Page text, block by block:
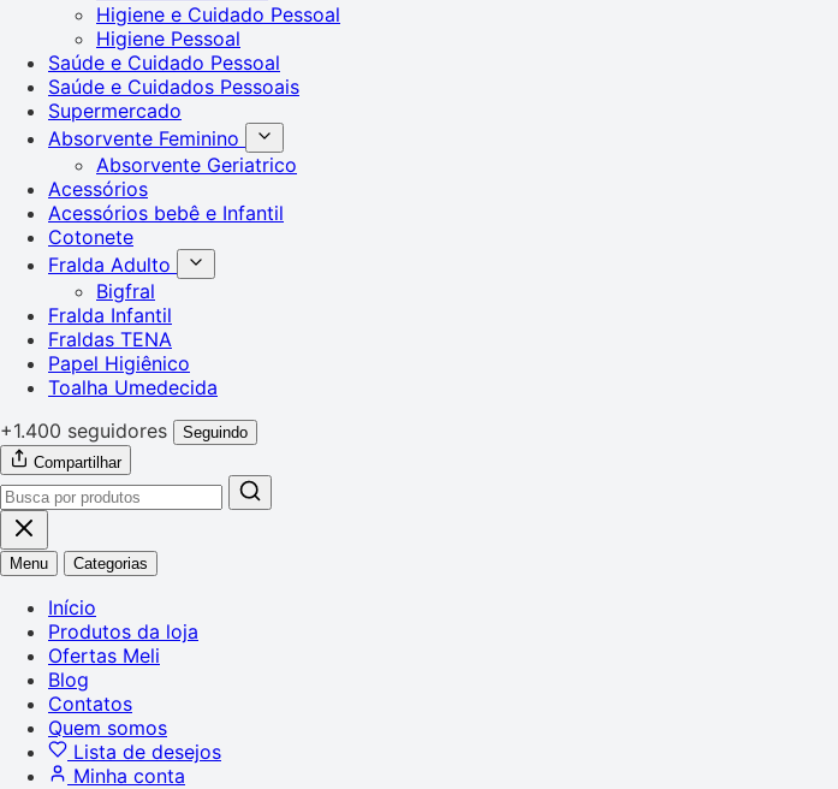
Higiene e Cuidado Pessoal
Higiene Pessoal
Saúde e Cuidado Pessoal
Saúde e Cuidados Pessoais
Supermercado
Absorvente Feminino
Absorvente Geriatrico
Acessórios
Acessórios bebê e Infantil
Cotonete
Fralda Adulto
Bigfral
Fralda Infantil
Fraldas TENA
Papel Higiênico
Toalha Umedecida
+1.400 seguidores
Seguindo
Compartilhar
Menu Categorias
Início
Produtos da loja
Ofertas Meli
Blog
Contatos
Quem somos
Lista de desejos
Minha conta